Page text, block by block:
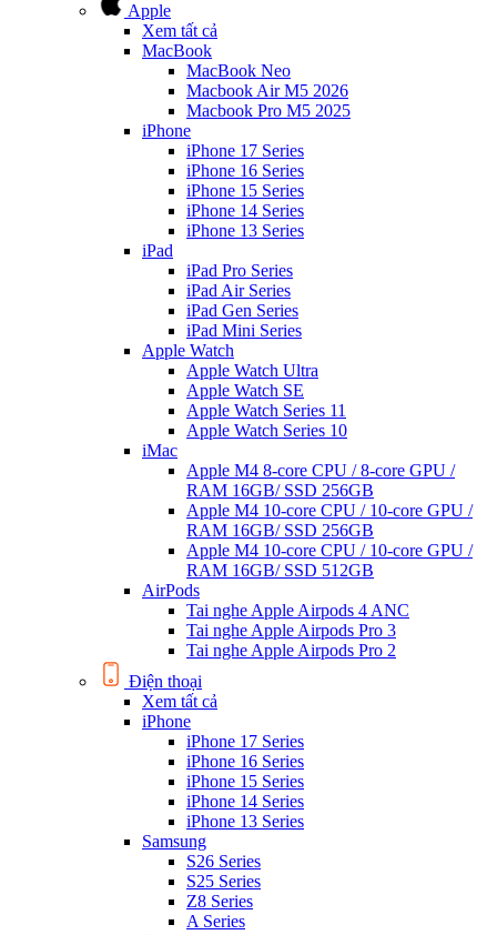
Apple
Xem tất cả
MacBook
MacBook Neo
Macbook Air M5 2026
Macbook Pro M5 2025
iPhone
iPhone 17 Series
iPhone 16 Series
iPhone 15 Series
iPhone 14 Series
iPhone 13 Series
iPad
iPad Pro Series
iPad Air Series
iPad Gen Series
iPad Mini Series
Apple Watch
Apple Watch Ultra
Apple Watch SE
Apple Watch Series 11
Apple Watch Series 10
iMac
Apple M4 8-core CPU / 8-core GPU /
RAM 16GB/ SSD 256GB
Apple M4 10-core CPU / 10-core GPU /
RAM 16GB/ SSD 256GB
Apple M4 10-core CPU / 10-core GPU /
RAM 16GB/ SSD 512GB
AirPods
Tai nghe Apple Airpods 4 ANC
Tai nghe Apple Airpods Pro 3
Tai nghe Apple Airpods Pro 2
Điện thoại
Xem tất cả
iPhone
iPhone 17 Series
iPhone 16 Series
iPhone 15 Series
iPhone 14 Series
iPhone 13 Series
Samsung
S26 Series
S25 Series
Z8 Series
A Series